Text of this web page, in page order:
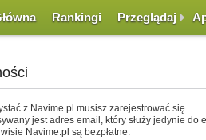
Rankingi Przeglądaj
z Navime.pl musisz zarejestrować się.
jest adres email, który służy jedynie
Navime.pl są bezpłatne.